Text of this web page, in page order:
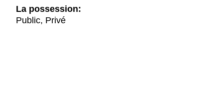
La possession:
Public, Privé